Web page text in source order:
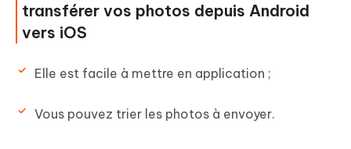
transférer vos photos depuis Android
vers iOS
Elle est facile à mettre en application ;
Vous pouvez trier les photos à envoyer.